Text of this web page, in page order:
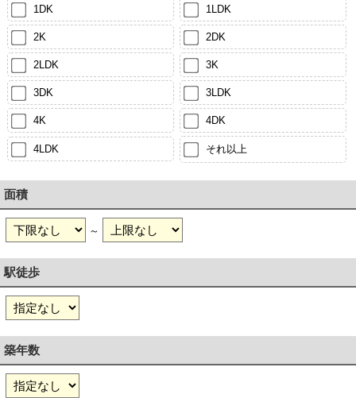
1DK 1LDK
2K 2DK
2LDK 3K
3DK 3LDK
4K 4DK
4LDK それ以上
面積
～
駅徒歩
築年数